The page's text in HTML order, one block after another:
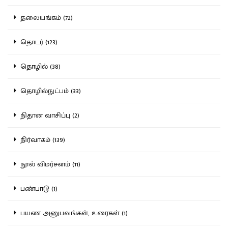
தலையங்கம் (72)
தொடர் (123)
தொழில் (38)
தொழில்நுட்பம் (33)
நிதான வாசிப்பு (2)
நிர்வாகம் (139)
நூல் விமர்சனம் (11)
பண்பாடு (1)
பயண அனுபவங்கள், உரைகள் (1)